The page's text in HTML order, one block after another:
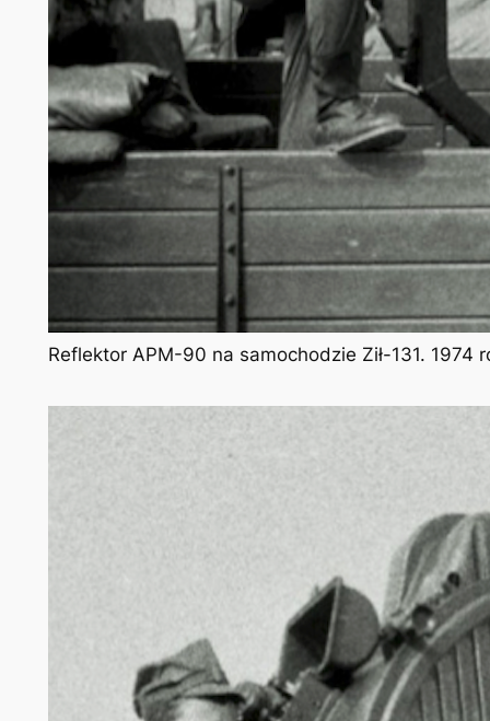
Reflektor APM-90 na samochodzie Ził-131. 1974